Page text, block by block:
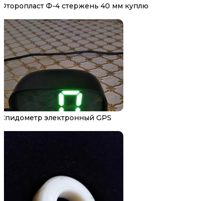
Фторопласт Ф-4 стержень 40 мм куплю
Спидометр электронный GPS